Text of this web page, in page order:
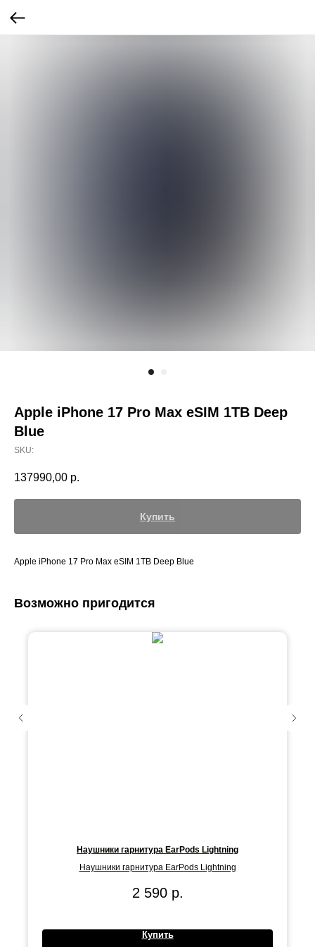
Apple iPhone 17 Pro Max eSIM 1TB Deep
Blue
SKU:
137990,00 р.
Купить
Apple iPhone 17 Pro Max eSIM 1TB Deep Blue
Возможно пригодится
Наушники гарнитура EarPods Lightning
Наушники гарнитура EarPods Lightning
2 590 р.
Купить